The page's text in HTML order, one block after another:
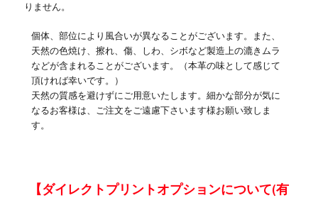
りません。
個体、部位により風合いが異なることがございます。また、
天然の色焼け、擦れ、傷、しわ、シボなど製造上の漉きムラ
などが含まれることがございます。（本革の味として感じて
頂ければ幸いです。）
天然の質感を避けずにご用意いたします。細かな部分が気に
なるお客様は、ご注文をご遠慮下さいます様お願い致しま
す。
【ダイレクトプリントオプションについて(有